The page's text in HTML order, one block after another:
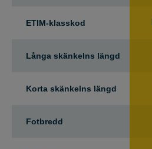
ETIM-klasskod
Långa skänkelns längd
Korta skänkelns längd
Fotbredd